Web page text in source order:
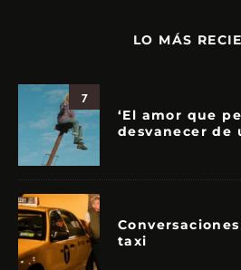
LO MÁS
7
‘El amor que
desvanecer de
taxi